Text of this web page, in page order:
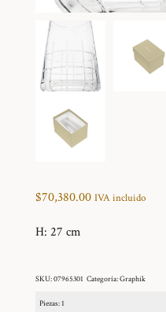
$70,380.00 IVA incluido
H: 27 cm
SKU:07965301 Categoría:Graphik
Piezas: 1